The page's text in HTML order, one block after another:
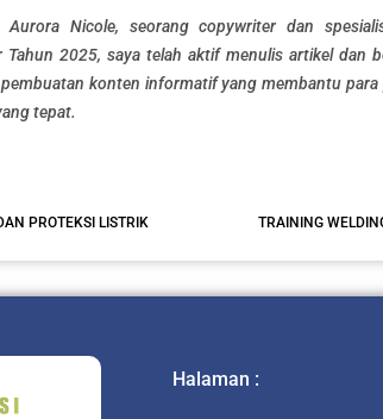
Nicole, seorang copywriter dan
Tahun 2025, saya telah aktif menulis artikel dan
konten informatif yang membantu
tepat.
PROTEKSI LISTRIK TRAINING
Halaman :